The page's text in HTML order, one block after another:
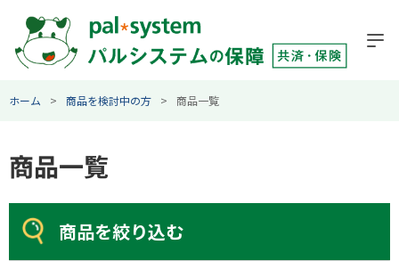
ホーム 商品を検討中の方 商品一覧
商品一覧
商品を絞り込む